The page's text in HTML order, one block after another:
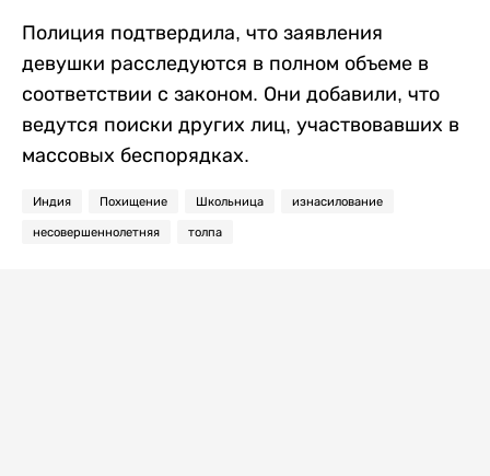
Полиция подтвердила, что заявления
девушки расследуются в полном объеме в
соответствии с законом. Они добавили, что
ведутся поиски других лиц, участвовавших в
массовых беспорядках.
Индия Похищение Школьница изнасилование
несовершеннолетняя толпа